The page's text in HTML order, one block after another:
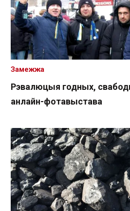
Рэвалюцыя годных,
анлайн-фотавыстава
Замежжа